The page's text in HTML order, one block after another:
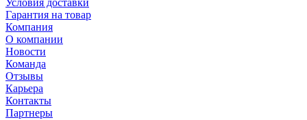
Условия доставки
Гарантия на товар
Компания
О компании
Новости
Команда
Отзывы
Карьера
Контакты
Партнеры